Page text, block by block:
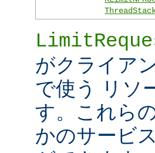
がクライア
で使う リソ
す。これら
かのサービ